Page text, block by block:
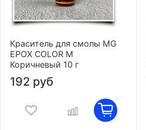
Краситель для смолы MG
EPOX COLOR M
Коричневый 10 г
192 руб